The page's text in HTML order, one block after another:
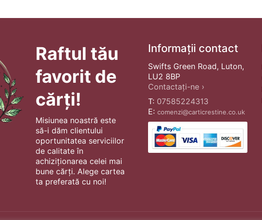
Raftul tău
favorit de
cărți!
Misiunea noastră este
să-i dăm clientului
oportunitatea serviciilor
de calitate în
achiziționarea celei mai
bune cărți. Alege cartea
ta preferată cu noi!
Informații contact
Swifts Green Road, Luton,
LU2 8BP
Contactați-ne ›
T: 07585224313
E: comenzi@carticrestine.co.uk